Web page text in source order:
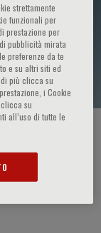
strettamente
funzionali per
prestazione per
pubblicità mirata
preferenze da te
e su altri siti ed
più clicca su
i Cookie
su
all’uso di tutte le